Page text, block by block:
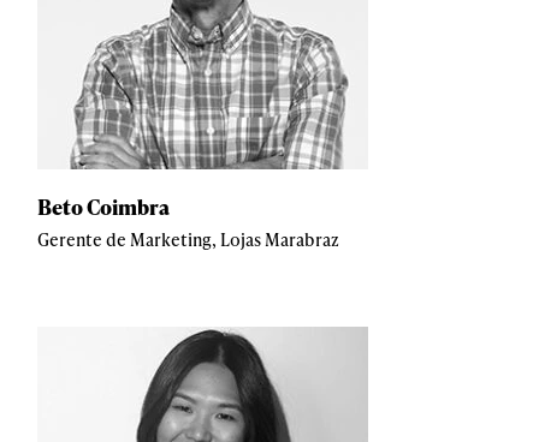
Beto Coimbra
Gerente de Marketing, Lojas Marabraz